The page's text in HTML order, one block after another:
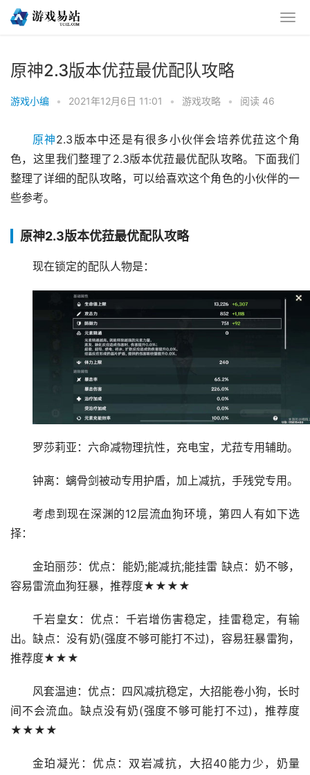
原神2.3版本优菈最优配队攻略
游戏小编 • 2021年12月6日 11:01 • 游戏攻略 • 阅读 46
原神2.3版本中还是有很多小伙伴会培养优菈这个角
色，这里我们整理了2.3版本优菈最优配队攻略。下面我们
整理了详细的配队攻略，可以给喜欢这个角色的小伙伴的一
些参考。
原神2.3版本优菈最优配队攻略
现在锁定的配队人物是：
罗莎莉亚：六命减物理抗性，充电宝，尤菈专用辅助。
钟离：螭骨剑被动专用护盾，加上减抗，手残党专用。
考虑到现在深渊的12层流血狗环境，第四人有如下选
择：
金珀丽莎：优点：能奶;能减抗;能挂雷 缺点：奶不够，
容易雷流血狗狂暴，推荐度★★★★
千岩皇女：优点：千岩增伤害稳定，挂雷稳定，有输
出。缺点：没有奶(强度不够可能打不过)，容易狂暴雷狗，
推荐度★★★
风套温迪：优点：四风减抗稳定，大招能卷小狗，长时
间不会流血。缺点没有奶(强度不够可能打不过)，推荐度
★★★★
金珀凝光：优点：双岩减抗，大招40能力少，奶量